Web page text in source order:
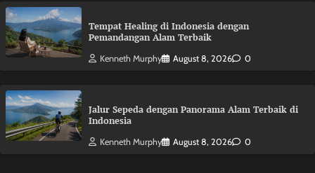
Tempat Healing di Indonesia dengan
Pemandangan Alam Terbaik
Kenneth Murphy August 8, 2026 0
Jalur Sepeda dengan Panorama Alam Terbaik di
Indonesia
Kenneth Murphy August 8, 2026 0